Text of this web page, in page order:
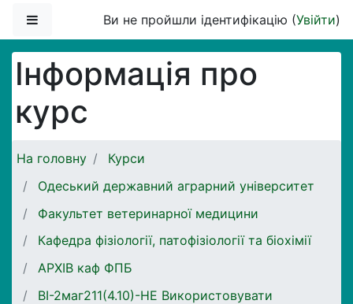
Бокова панельВи не пройшли ідентифікацію (Увійти)
Інформація про
курс
На головну
Курси
Одеський державний аграрний університет
Факультет ветеринарної медицини
Кафедра фізіології, патофізіології та біохімії
АРХІВ каф ФПБ
ВІ-2маг211(4.10)-НЕ Використовувати